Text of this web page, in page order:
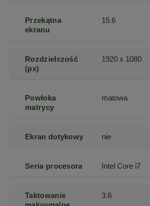
Przekątna
ekranu
15.6
Rozdzielczość
(px)
1920 x 1080
Powłoka
matrycy
matowa
Ekran dotykowy nie
Seria procesora Intel Core i7
Taktowanie
3.6